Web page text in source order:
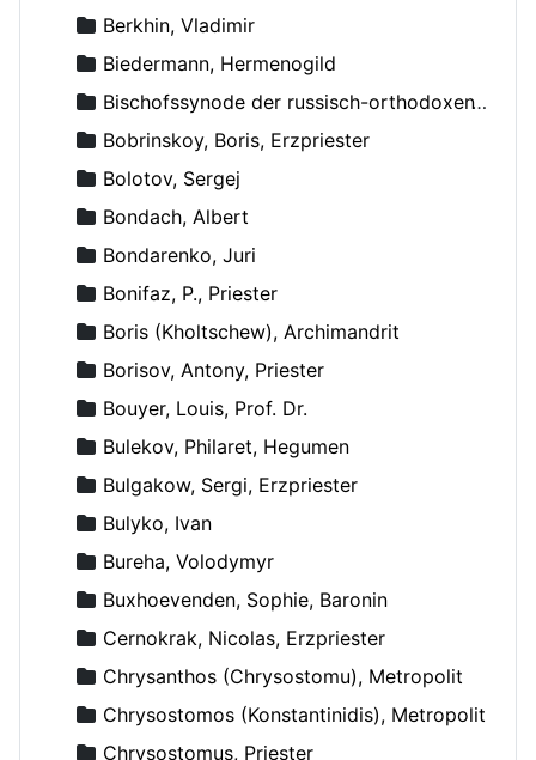
Berkhin, Vladimir
Biedermann, Hermenogild
Bischofssynode der russisch-orthodoxen Kirche
Bobrinskoy, Boris, Erzpriester
Bolotov, Sergej
Bondach, Albert
Bondarenko, Juri
Bonifaz, P., Priester
Boris (Kholtschew), Archimandrit
Borisov, Antony, Priester
Bouyer, Louis, Prof. Dr.
Bulekov, Philaret, Hegumen
Bulgakow, Sergi, Erzpriester
Bulyko, Ivan
Bureha, Volodymyr
Buxhoevenden, Sophie, Baronin
Cernokrak, Nicolas, Erzpriester
Chrysanthos (Chrysostomu), Metropolit
Chrysostomos (Konstantinidis), Metropolit
Chrysostomus, Priester